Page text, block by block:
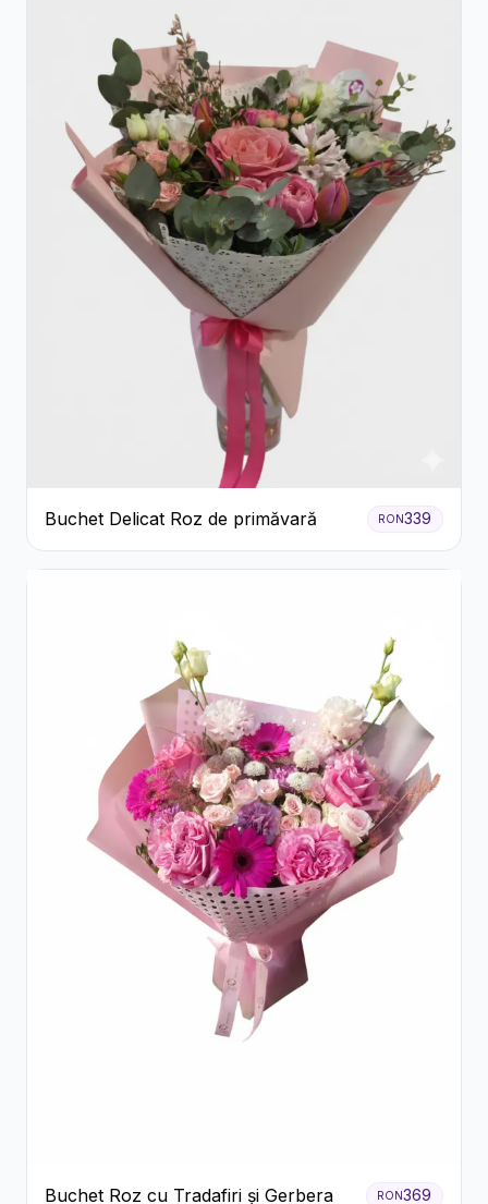
Buchet Delicat Roz de primăvară RON339
Buchet Roz cu Tradafiri și Gerbera RON369